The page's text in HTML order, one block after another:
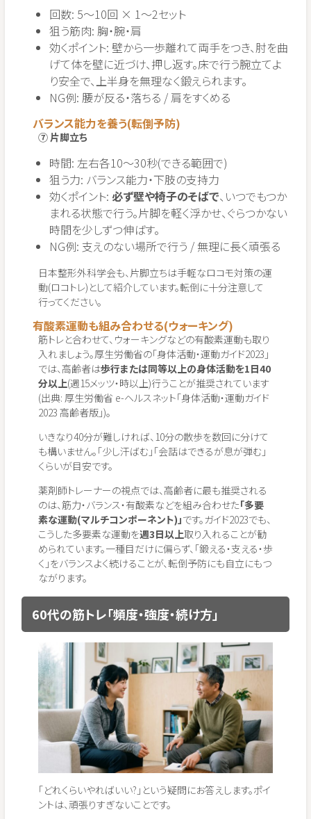
回数: 5〜10回 × 1〜2セット
狙う筋肉: 胸・腕・肩
効くポイント: 壁から一歩離れて両手をつき、肘を曲
げて体を壁に近づけ、押し返す。床で行う腕立てよ
り安全で、上半身を無理なく鍛えられます。
NG例: 腰が反る・落ちる / 肩をすくめる
バランス能力を養う(転倒予防)
⑦ 片脚立ち
時間: 左右各10〜30秒(できる範囲で)
狙う力: バランス能力・下肢の支持力
効くポイント: 必ず壁や椅子のそばで、いつでもつか
まれる状態で行う。片脚を軽く浮かせ、ぐらつかない
時間を少しずつ伸ばす。
NG例: 支えのない場所で行う / 無理に長く頑張る
日本整形外科学会も、片脚立ちは手軽なロコモ対策の運
動(ロコトレ)として紹介しています。転倒に十分注意して
行ってください。
有酸素運動も組み合わせる(ウォーキング)
筋トレと合わせて、ウォーキングなどの有酸素運動も取り
入れましょう。厚生労働省の「身体活動・運動ガイド2023」
では、高齢者は歩行または同等以上の身体活動を1日40
分以上(週15メッツ・時以上)行うことが推奨されています
(出典: 厚生労働省 e-ヘルスネット「身体活動・運動ガイド
2023 高齢者版」)。
いきなり40分が難しければ、10分の散歩を数回に分けて
も構いません。「少し汗ばむ」「会話はできるが息が弾む」
くらいが目安です。
薬剤師トレーナーの視点では、高齢者に最も推奨される
のは、筋力・バランス・有酸素などを組み合わせた「多要
素な運動(マルチコンポーネント)」です。ガイド2023でも、
こうした多要素な運動を週3日以上取り入れることが勧
められています。一種目だけに偏らず、「鍛える・支える・歩
く」をバランスよく続けることが、転倒予防にも自立にもつ
ながります。
60代の筋トレ「頻度・強度・続け方」
「どれくらいやればいい?」という疑問にお答えします。ポイ
ントは、頑張りすぎないことです。